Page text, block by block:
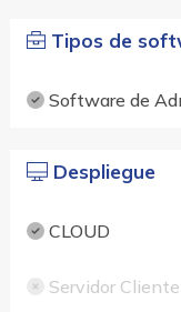
Tipos de
Software de
Despliegue
CLOUD
Servidor